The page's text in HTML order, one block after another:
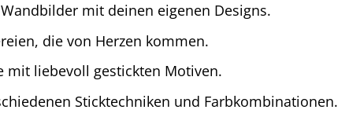
mit deinen eigenen Designs.
die von Herzen kommen.
mit liebevoll gestickten Motiven.
Sticktechniken und Farbkombinationen.